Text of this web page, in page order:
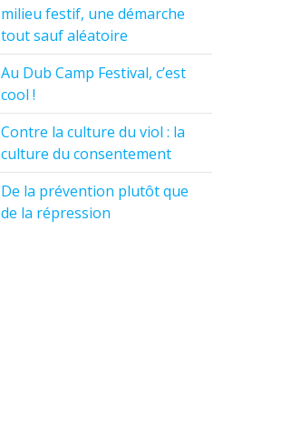
milieu festif, une démarche
tout sauf aléatoire
Au Dub Camp Festival, c’est
cool !
Contre la culture du viol : la
culture du consentement
De la prévention plutôt que
de la répression